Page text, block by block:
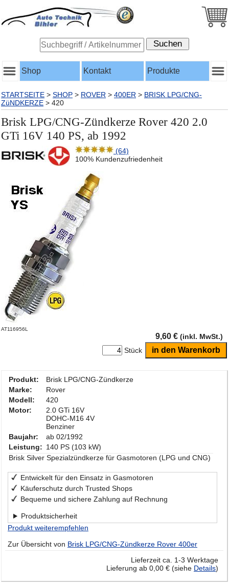
Shop Kontakt Produkte
STARTSEITE > SHOP > ROVER > 400ER > BRISK LPG/CNG-
ZüNDKERZE > 420
Brisk LPG/CNG-Zündkerze Rover 420 2.0
GTi 16V 140 PS, ab 1992
(64)
100% Kundenzufriedenheit
AT116956L
9,60 € (inkl. MwSt.)
Stück
Produkt:
Brisk LPG/CNG-Zündkerze
Marke:
Rover
Modell:
420
Motor:
2.0 GTi 16V
DOHC-M16 4V
Benziner
Baujahr:
ab 02/1992
Leistung: 140 PS (103 kW)
Brisk Silver Spezialzündkerze für Gasmotoren (LPG und CNG)
Entwickelt für den Einsatz in Gasmotoren
Käuferschutz durch Trusted Shops
Bequeme und sichere Zahlung auf Rechnung
Produktsicherheit
Produkt weiterempfehlen
Zur Übersicht von Brisk LPG/CNG-Zündkerze Rover 400er
Lieferzeit ca. 1-3 Werktage
Lieferung ab 0,00 € (siehe Details)